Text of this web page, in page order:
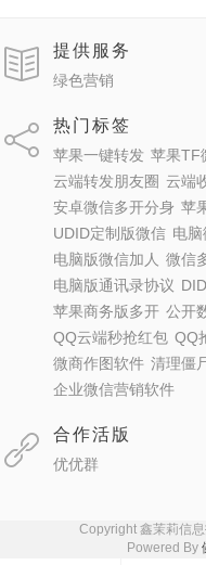
提供服务
绿色营销
热门标签
苹果一键转发 苹果TF
云端转发朋友圈 云端
安卓微信多开分身 苹
UDID定制版微信 电
电脑版微信加人 微信
电脑版通讯录协议
苹果商务版多开 公开
QQ云端秒抢红包 QQ
微商作图软件 清理僵
企业微信营销软件
合作活版
优优群
Copyright 鑫茉莉信
Powered By